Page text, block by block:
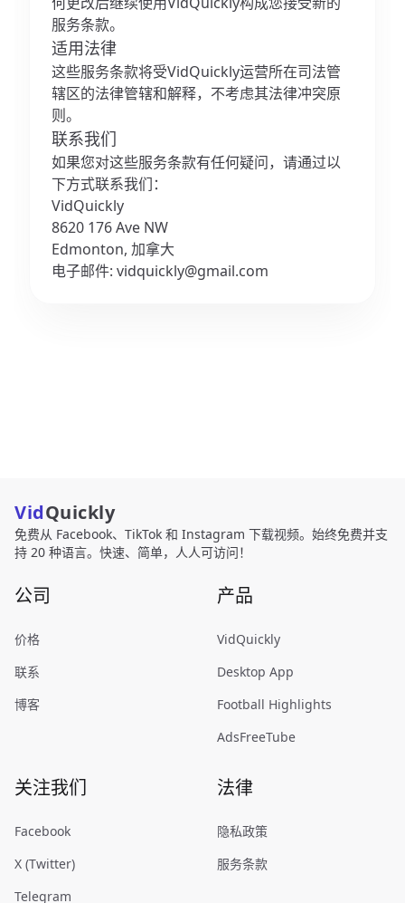
服务条款。
适用法律
这些服务条款将受VidQuickly运营所在司法管
辖区的法律管辖和解释，不考虑其法律冲突原
则。
联系我们
如果您对这些服务条款有任何疑问，请通过以
下方式联系我们：
VidQuickly
8620 176 Ave NW
Edmonton, 加拿大
电子邮件: vidquickly@gmail.com
VidQuickly
免费从 Facebook、TikTok 和 Instagram 下载视频。始终免费并支
持 20 种语言。快速、简单，人人可访问！
公司
价格
联系
博客
产品
VidQuickly
Desktop App
Football Highlights
AdsFreeTube
关注我们
Facebook
X (Twitter)
Telegram
法律
隐私政策
服务条款